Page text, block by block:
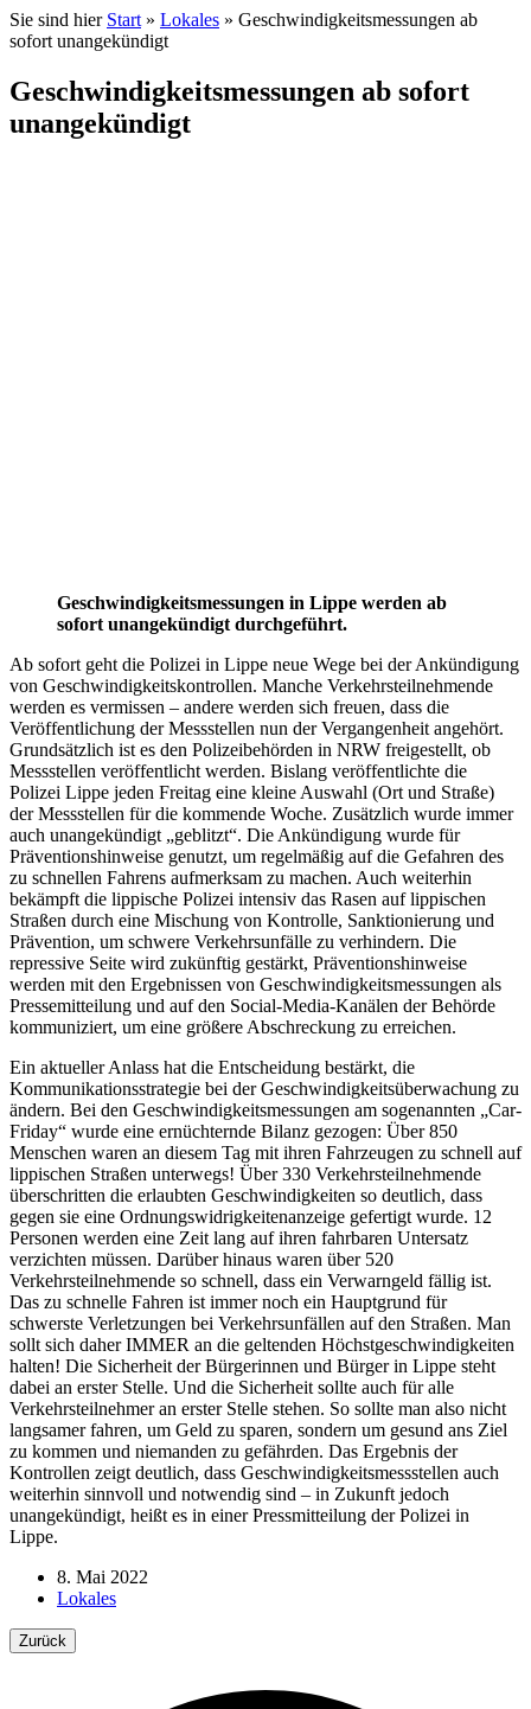
Sie sind hier Start » Lokales » Geschwindigkeitsmessungen ab
sofort unangekündigt
Geschwindigkeitsmessungen ab sofort
unangekündigt
Geschwindigkeitsmessungen in Lippe werden ab
sofort unangekündigt durchgeführt.
Ab sofort geht die Polizei in Lippe neue Wege bei der Ankündigung
von Geschwindigkeitskontrollen. Manche Verkehrsteilnehmende
werden es vermissen – andere werden sich freuen, dass die
Veröffentlichung der Messstellen nun der Vergangenheit angehört.
Grundsätzlich ist es den Polizeibehörden in NRW freigestellt, ob
Messstellen veröffentlicht werden. Bislang veröffentlichte die
Polizei Lippe jeden Freitag eine kleine Auswahl (Ort und Straße)
der Messstellen für die kommende Woche. Zusätzlich wurde immer
auch unangekündigt „geblitzt“. Die Ankündigung wurde für
Präventionshinweise genutzt, um regelmäßig auf die Gefahren des
zu schnellen Fahrens aufmerksam zu machen. Auch weiterhin
bekämpft die lippische Polizei intensiv das Rasen auf lippischen
Straßen durch eine Mischung von Kontrolle, Sanktionierung und
Prävention, um schwere Verkehrsunfälle zu verhindern. Die
repressive Seite wird zukünftig gestärkt, Präventionshinweise
werden mit den Ergebnissen von Geschwindigkeitsmessungen als
Pressemitteilung und auf den Social-Media-Kanälen der Behörde
kommuniziert, um eine größere Abschreckung zu erreichen.
Ein aktueller Anlass hat die Entscheidung bestärkt, die
Kommunikationsstrategie bei der Geschwindigkeitsüberwachung zu
ändern. Bei den Geschwindigkeitsmessungen am sogenannten „Car-
Friday“ wurde eine ernüchternde Bilanz gezogen: Über 850
Menschen waren an diesem Tag mit ihren Fahrzeugen zu schnell auf
lippischen Straßen unterwegs! Über 330 Verkehrsteilnehmende
überschritten die erlaubten Geschwindigkeiten so deutlich, dass
gegen sie eine Ordnungswidrigkeitenanzeige gefertigt wurde. 12
Personen werden eine Zeit lang auf ihren fahrbaren Untersatz
verzichten müssen. Darüber hinaus waren über 520
Verkehrsteilnehmende so schnell, dass ein Verwarngeld fällig ist.
Das zu schnelle Fahren ist immer noch ein Hauptgrund für
schwerste Verletzungen bei Verkehrsunfällen auf den Straßen. Man
sollt sich daher IMMER an die geltenden Höchstgeschwindigkeiten
halten! Die Sicherheit der Bürgerinnen und Bürger in Lippe steht
dabei an erster Stelle. Und die Sicherheit sollte auch für alle
Verkehrsteilnehmer an erster Stelle stehen. So sollte man also nicht
langsamer fahren, um Geld zu sparen, sondern um gesund ans Ziel
zu kommen und niemanden zu gefährden. Das Ergebnis der
Kontrollen zeigt deutlich, dass Geschwindigkeitsmessstellen auch
weiterhin sinnvoll und notwendig sind – in Zukunft jedoch
unangekündigt, heißt es in einer Pressmitteilung der Polizei in
Lippe.
8. Mai 2022
Lokales